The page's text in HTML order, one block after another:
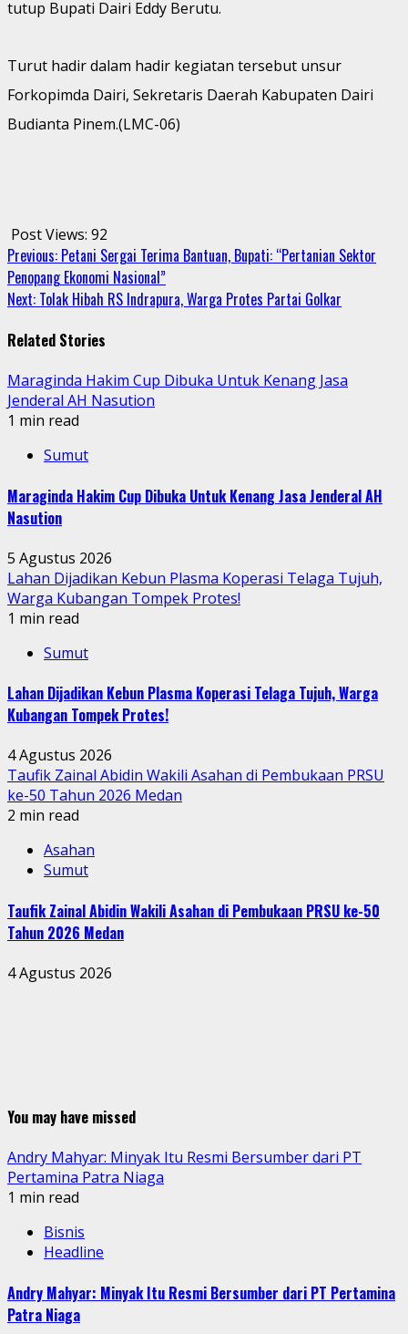
tutup Bupati Dairi Eddy Berutu.
Turut hadir dalam hadir kegiatan tersebut unsur
Forkopimda Dairi, Sekretaris Daerah Kabupaten Dairi
Budianta Pinem.(LMC-06)
Post Views: 92
Continue
Reading
Previous: Petani Sergai Terima Bantuan, Bupati: “Pertanian Sektor
Penopang Ekonomi Nasional”
Next: Tolak Hibah RS Indrapura, Warga Protes Partai Golkar
Related Stories
Maraginda Hakim Cup Dibuka Untuk Kenang Jasa
Jenderal AH Nasution
1 min read
Sumut
Maraginda Hakim Cup Dibuka Untuk Kenang Jasa Jenderal AH
Nasution
5 Agustus 2026
Lahan Dijadikan Kebun Plasma Koperasi Telaga Tujuh,
Warga Kubangan Tompek Protes!
1 min read
Sumut
Lahan Dijadikan Kebun Plasma Koperasi Telaga Tujuh, Warga
Kubangan Tompek Protes!
4 Agustus 2026
Taufik Zainal Abidin Wakili Asahan di Pembukaan PRSU
ke-50 Tahun 2026 Medan
2 min read
Asahan
Sumut
Taufik Zainal Abidin Wakili Asahan di Pembukaan PRSU ke-50
Tahun 2026 Medan
4 Agustus 2026
You may have missed
Andry Mahyar: Minyak Itu Resmi Bersumber dari PT
Pertamina Patra Niaga
1 min read
Bisnis
Headline
Andry Mahyar: Minyak Itu Resmi Bersumber dari PT Pertamina
Patra Niaga